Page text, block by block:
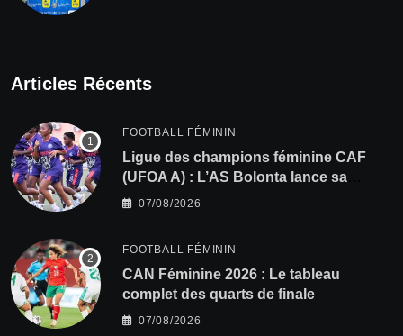
Articles Récents
FOOTBALL FÉMININ
Ligue des champions féminine CAF
(UFOA A) : L’AS Bolonta lance sa
conquête de l’Afrique en Gambie
07/08/2026
FOOTBALL FÉMININ
CAN Féminine 2026 : Le tableau
complet des quarts de finale
07/08/2026